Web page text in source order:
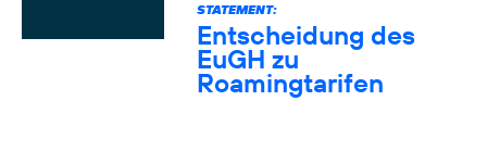
STATEMENT:
Entscheidung des
EuGH zu
Roamingtarifen